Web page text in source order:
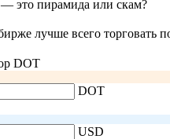
это пирамида или скам?
лучше всего торговать
DOT
DOT
USD